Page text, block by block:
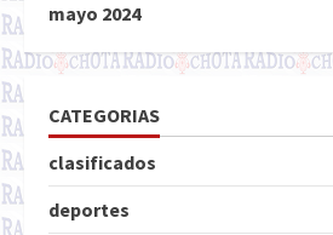
mayo 2024
CATEGORIAS
clasificados
deportes